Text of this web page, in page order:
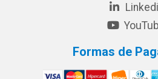
Formas de